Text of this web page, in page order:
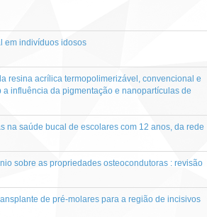
em indivíduos idosos
resina acrílica termopolimerizável, convencional e
influência da pigmentação e nanopartículas de
na saúde bucal de escolares com 12 anos, da rede
sobre as propriedades osteocondutoras : revisão
de pré-molares para a região de incisivos